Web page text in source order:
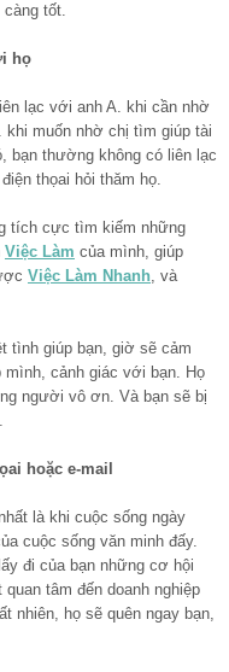
càng tốt.
họ
lạc với anh A. khi cần nhờ
muốn nhờ chị tìm giúp tài
bạn thường không có liên lạc
thọai hỏi thăm họ.
tích cực tìm kiếm những
Việc Làm của mình, giúp
Việc Làm Nhanh, và
tình giúp bạn, giờ sẽ cảm
cảnh giác với bạn. Họ
người vô ơn. Và bạn sẽ bị
hoặc e-mail
là khi cuộc sống ngày
cuộc sống văn minh đấy.
đi của bạn những cơ hội
tâm đến doanh nghiệp
nhiên, họ sẽ quên ngay bạn,